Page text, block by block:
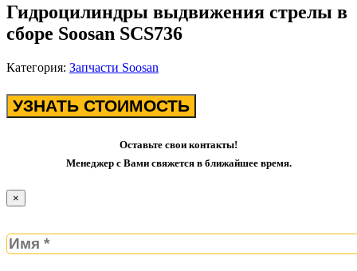
Гидроцилиндры выдвижения стрелы в
сборе Soosan SCS736
Категория: Запчасти Soosan
УЗНАТЬ СТОИМОСТЬ
Оставьте свои контакты!
Менеджер с Вами свяжется в ближайшее время.
×